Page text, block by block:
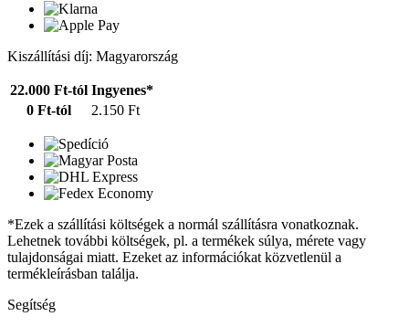
Kiszállítási díj: Magyarország
22.000 Ft-tól Ingyenes*
0 Ft-tól
2.150 Ft
*Ezek a szállítási költségek a normál szállításra vonatkoznak.
Lehetnek további költségek, pl. a termékek súlya, mérete vagy
tulajdonságai miatt. Ezeket az információkat közvetlenül a
termékleírásban találja.
Segítség